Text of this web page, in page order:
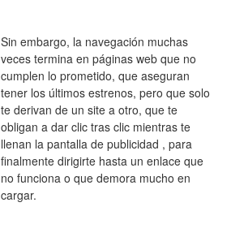
Sin embargo, la navegación muchas
veces termina en páginas web que no
cumplen lo prometido, que aseguran
tener los últimos estrenos, pero que solo
te derivan de un site a otro, que te
obligan a dar clic tras clic mientras te
llenan la pantalla de publicidad , para
finalmente dirigirte hasta un enlace que
no funciona o que demora mucho en
cargar.